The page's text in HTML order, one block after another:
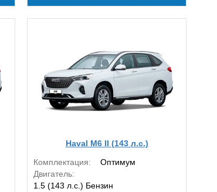
Haval M6 II (143 л.с.)
Комплектация:
Оптимум
Двигатель:
1.5 (143 л.с.) Бензин